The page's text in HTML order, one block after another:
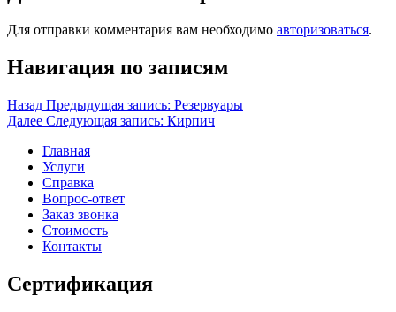
Для отправки комментария вам необходимо авторизоваться.
Навигация по записям
Назад Предыдущая запись: Резервуары
Далее Следующая запись: Кирпич
Главная
Услуги
Справка
Вопрос-ответ
Заказ звонка
Стоимость
Контакты
Сертификация